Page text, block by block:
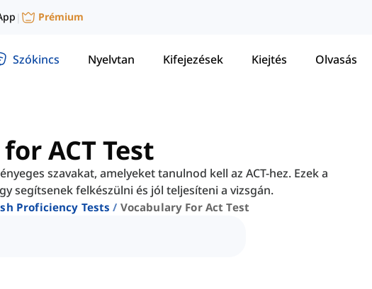
| Prémium
Szókincs Nyelvtan Kifejezések Kiejtés Olvasás
ACT Test
szavakat, amelyeket tanulnod kell az ACT-hez. Ezek a
segítsenek felkészülni és jól teljesíteni a vizsgán.
Proficiency Tests Vocabulary For Act Test